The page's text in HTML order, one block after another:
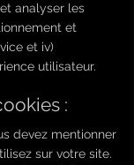
analyser les
et
et iv)
utilisateur.
:
devez mentionner
sur votre site.